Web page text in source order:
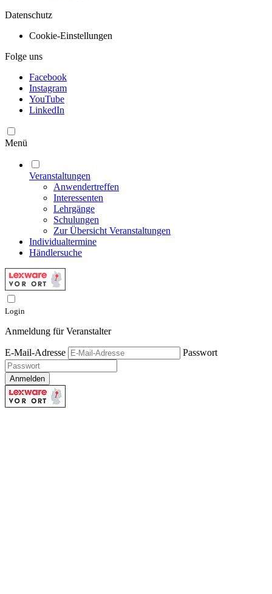
Datenschutz
Cookie-Einstellungen
Folge uns
Facebook
Instagram
YouTube
LinkedIn
Menü
Veranstaltungen
Anwendertreffen
Interessenten
Lehrgänge
Schulungen
Zur Übersicht Veranstaltungen
Individualtermine
Händlersuche
Login
Anmeldung für Veranstalter
E-Mail-Adresse Passwort
Anmelden